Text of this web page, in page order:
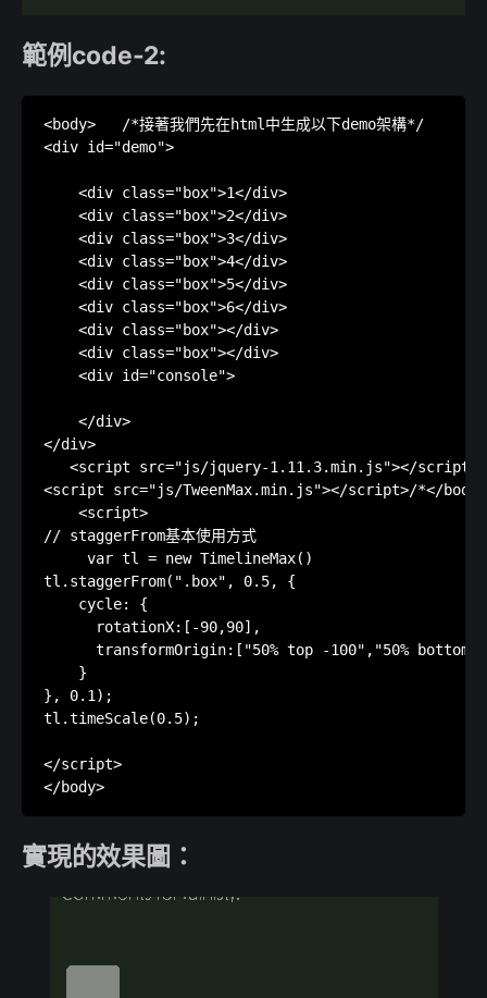
範例code-2:
<body>   /*接著我們先在html中生成以下demo架構*/
<div id="demo">
    <div class="box">1</div>
    <div class="box">2</div>
    <div class="box">3</div>
    <div class="box">4</div>
    <div class="box">5</div>
    <div class="box">6</div>
    <div class="box"></div>
    <div class="box"></div>
    <div id="console">
    </div>
</div>
<script src="js/jquery-1.11.3.min.js"></
<script src="js/TweenMax.min.js"></script>/*</body>
    <script>
// staggerFrom基本使用方式
     var tl = new TimelineMax()
tl.staggerFrom(".box", 0.5, {
    cycle: {
      rotationX:[-90,90],
transformOrigin:["50% top -100","50% bottom
    }
}, 0.1);
tl.timeScale(0.5);
</script>
實現的效果圖：